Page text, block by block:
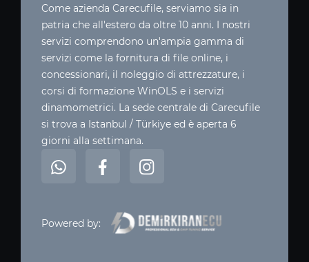
Come azienda Carecufile, serviamo sia in
patria che all'estero da oltre 10 anni. I nostri
servizi comprendono un'ampia gamma di
servizi come la fornitura di file online, i
concessionari, il noleggio di attrezzature, i
corsi di formazione WinOLS e i servizi
dinamometrici. La sede centrale di Carecufile
si trova a Istanbul / Türkiye ed è aperta 6
giorni alla settimana.
Powered by: